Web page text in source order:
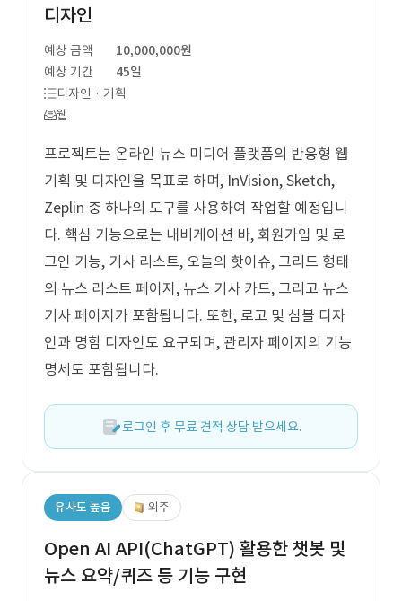
디자인
예상 금액
10,000,000원
예상 기간
45일
디자인 · 기획
웹
프로젝트는 온라인 뉴스 미디어 플랫폼의 반응형 웹
기획 및 디자인을 목표로 하며, InVision, Sketch,
Zeplin 중 하나의 도구를 사용하여 작업할 예정입니
다. 핵심 기능으로는 내비게이션 바, 회원가입 및 로
그인 기능, 기사 리스트, 오늘의 핫이슈, 그리드 형태
의 뉴스 리스트 페이지, 뉴스 기사 카드, 그리고 뉴스
기사 페이지가 포함됩니다. 또한, 로고 및 심볼 디자
인과 명함 디자인도 요구되며, 관리자 페이지의 기능
명세도 포함됩니다.
로그인 후 무료 견적 상담 받으세요.
유사도 높음 외주
Open AI API(ChatGPT) 활용한 챗봇 및
뉴스 요약/퀴즈 등 기능 구현